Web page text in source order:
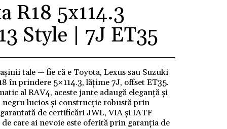
R18 5x114.3
Style | 7J ET35
tale — fie că e Toyota, Lexus sau Suzuki
în prindere 5×114.3, lățime 7J, offset ET35.
al RAV4, aceste jante adaugă eleganță și
lucios și construcție robustă prin
garantată de certificări JWL, VIA și IATF
care ai nevoie este oferită prin garanția de